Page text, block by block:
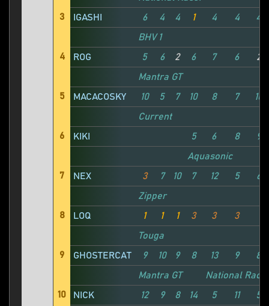
3
IGASHI 6 4 4 1 4 4 4
BHV 1
4
ROG 5 6 2 6 7 6 2
Mantra GT
5
MACACOSKY 10 5 7 10 8 7 10
Current
6
KIKI 5 6 8 9
Aquasonic
7
NEX 3 7 10 7 12 5 6
Zipper
8
LOQ 1 1 1 3 3 3
Touga
9
GHOSTERCAT 9 10 9 8 13 9 8
Mantra GT
National
10
NICK 12 9 8 14 5 11 5